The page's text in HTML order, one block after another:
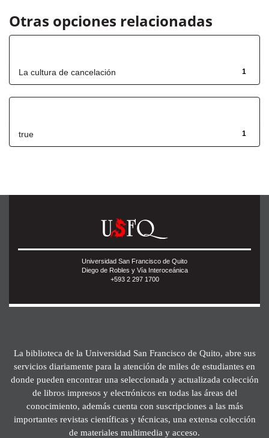
Otras opciones relacionadas
1
La cultura de cancelación
1
true
Universidad San Francisco de Quito
Diego de Robles y Vía Interoceánica
+593 2 297 1700
La biblioteca de la Universidad San Francisco de Quito, abre sus
servicios diariamente para la atención de miles de estudiantes en
donde pueden encontrar una seleccionada y actualizada colección
de libros impresos y electrónicos en todas las áreas del
conocimiento, además cuenta con suscripciones a las más
importantes revistas científicas y técnicas, una extensa colección
de materiales multimedia y acceso.